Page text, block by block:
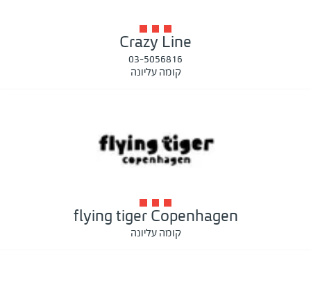
Crazy Line
03-5056816
קומה עליונה
flying tiger Copenhagen
קומה עליונה